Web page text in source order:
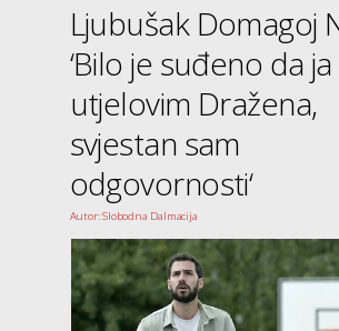
Ljubušak Domagoj
‘Bilo je suđeno da ja
utjelovim Dražena,
svjestan sam
odgovornosti‘
Autor: Slobodna Dalmacija